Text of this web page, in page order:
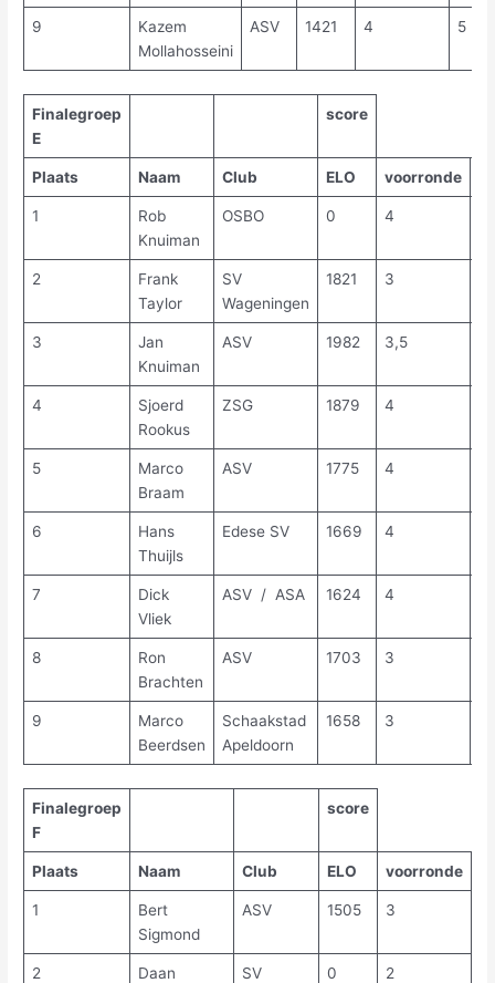
9
Kazem
Mollahosseini
ASV 1421 4 5
Finalegroep
E
score
Plaats Naam Club ELO voorronde
1
Rob
Knuiman
OSBO 0 4
2
Frank
Taylor
SV
Wageningen
1821 3
3
Jan
Knuiman
ASV 1982 3,5
4
Sjoerd
Rookus
ZSG 1879 4
5
Marco
Braam
ASV 1775 4
6
Hans
Thuijls
Edese SV 1669 4
7
Dick
Vliek
ASV / ASA 1624 4
8
Ron
Brachten
ASV 1703 3
9
Marco
Beerdsen
Schaakstad
Apeldoorn
1658 3
Finalegroep
F
score
Plaats Naam Club ELO voorronde
1
Bert
Sigmond
ASV 1505 3
2
Daan
SV
0 2